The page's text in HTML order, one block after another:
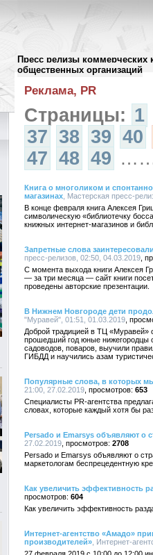
Пресс релизы коммерческих
общественных организаций
Архив пресс-релизов//
Реклама, PR
Страницы: 1
37 38 39 40
47 48 49
Книга о многоликом и
магазинах , Мастерская пресс-
В конце февраля книга Алексея
символическую «библиотечку
книжных интернет-магазинов и
Запретные слова
пресс-релизов, 02:50, 04.03.2019
С момента выхода книги Алексея
— за три месяца — сайт книги
проведены авторские презентации.
В Нижнем Новгороде дети
"Муравей", 01:51, 01.03.2019
Доброй традицией в ТЦ
прошедший год юные нижегородцы
садоводов, поваров, выучили
ГИБДД и научились азам
Популярные слова, в которых
21:00, 27.02.2019
653
Специалисты PR-агентства
словах, которые каждый хотя бы
Persado и Emarsys объявляют о
27.02.2019
2708
Persado и Emarsys объявляют о
маркетологам беспрецедентную
Как увеличить эффективность
604
Как увеличить эффективность
Интернет-агентство «Амадо»
производителей» , Интернет-